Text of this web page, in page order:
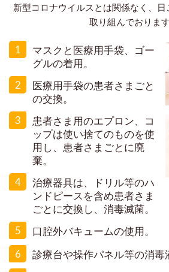
新型コロナウイルスとは関係なく、
取り組んでおります
1
マスクと医療用手袋、ゴー
グルの着用。
2
医療用手袋の患者さまごと
の交換。
3
患者さま用のエプロン、コ
ップは使い捨てのものを使
用し、患者さまごとに廃
棄。
4
治療器具は、ドリル等のハ
ンドピースを含め患者さま
ごとに交換し、消毒滅菌。
5
口腔外バキュームの使用。
6
診療台や操作パネル等の消毒